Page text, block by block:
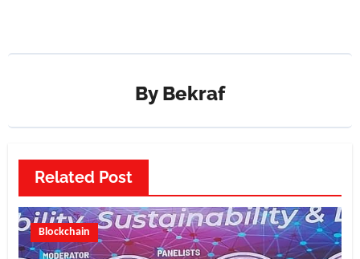
By Bekraf
Related Post
Blockchain